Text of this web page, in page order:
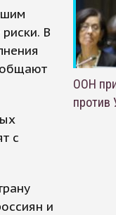
В
с
и
ООН
против